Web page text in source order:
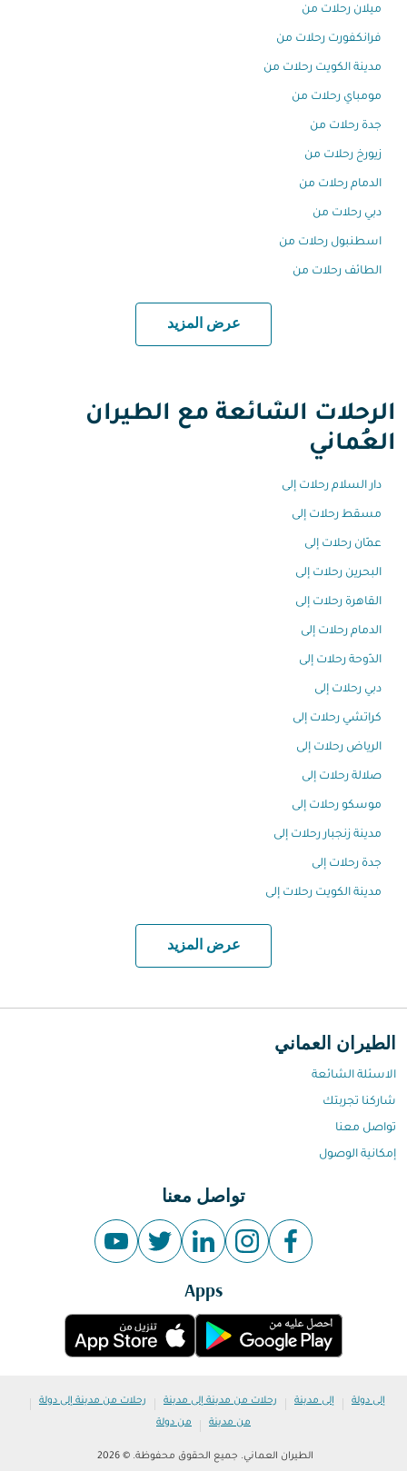
ميلان رحلات من
فرانكفورت رحلات من
مدينة الكويت رحلات من
مومباي رحلات من
جدة رحلات من
زيورخ رحلات من
الدمام رحلات من
دبي رحلات من
اسطنبول رحلات من
الطائف رحلات من
عرض المزيد
الرحلات الشائعة مع الطيران
العُماني
دار السلام رحلات إلى
مسقط رحلات إلى
عمّان رحلات إلى
البحرين رحلات إلى
القاهرة رحلات إلى
الدمام رحلات إلى
الدّوحة رحلات إلى
دبي رحلات إلى
كراتشي رحلات إلى
الرياض رحلات إلى
صلالة رحلات إلى
موسكو رحلات إلى
مدينة زنجبار رحلات إلى
جدة رحلات إلى
مدينة الكويت رحلات إلى
عرض المزيد
الطيران العماني
الاسئلة الشائعة
شاركنا تجربتك
تواصل معنا
إمكانية الوصول
تواصل معنا
Apps
إلى دولة | إلى مدينة | رحلات من مدينة إلى مدينة | رحلات من مدينة إلى دولة |
من مدينة | من دولة
الطيران العماني. جميع الحقوق محفوظة. © 2026